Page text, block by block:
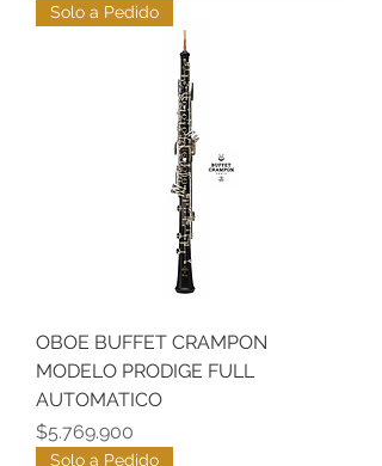
Solo a Pedido
OBOE BUFFET CRAMPON
MODELO PRODIGE FULL
AUTOMATICO
Precio
$5.769.900
Solo a Pedido